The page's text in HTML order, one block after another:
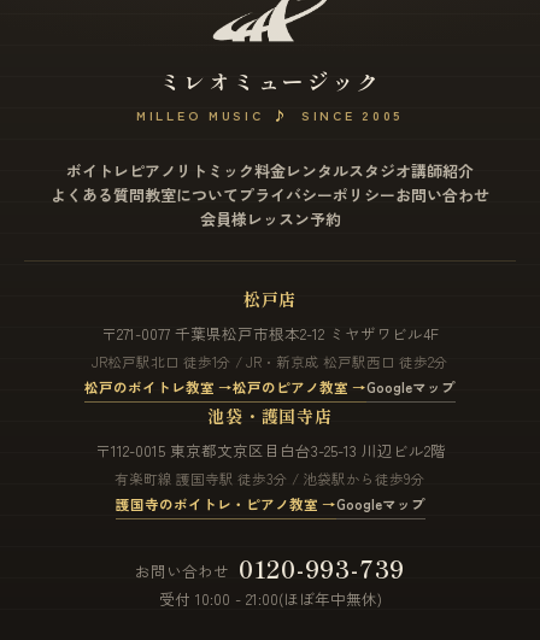
ミレオミュージック
MILLEO MUSIC ♪ SINCE 2005
ボイトレ ピアノ リトミック料金レンタルスタジオ講師紹介
よくある質問教室について プライバシーポリシーお問い合わせ
会員様レッスン予約
松戸店
〒271-0077 千葉県松戸市根本2-12 ミヤザワビル4F
JR松戸駅北口 徒歩1分 / JR・新京成 松戸駅西口 徒歩2分
松戸のボイトレ教室 →松戸のピアノ教室 →Googleマップ
池袋・護国寺店
〒112-0015 東京都文京区目白台3-25-13 川辺ビル2階
有楽町線 護国寺駅 徒歩3分 / 池袋駅から徒歩9分
護国寺のボイトレ・ピアノ教室 →Googleマップ
お問い合わせ 0120-993-739
受付 10:00 - 21:00(ほぼ年中無休)